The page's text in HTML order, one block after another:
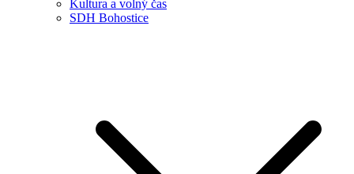
Kultura a volný čas
SDH Bohostice